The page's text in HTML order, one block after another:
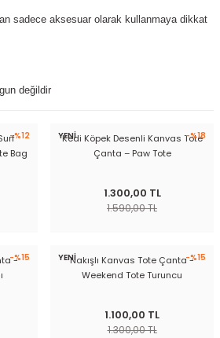
sadece aksesuar olarak kullanmaya dikkat
değildir
-%12
Bag
YENİ -%18
Kedi Köpek Desenli Kanvas Tote
Çanta – Paw Tote
1.300,00 TL
1.590,00 TL
-%15
-
YENİ -%15
Nakışlı Kanvas Tote Çanta -
Weekend Tote Turuncu
1.100,00 TL
1.300,00 TL